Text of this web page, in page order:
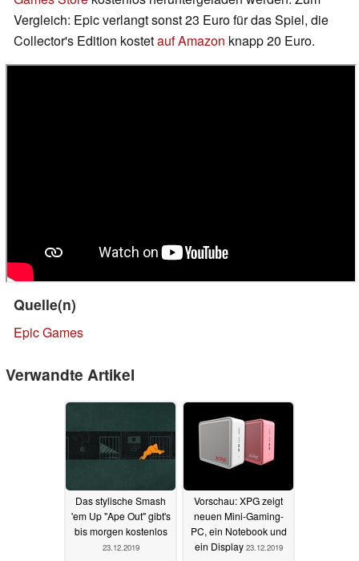
Vergleich: Epic verlangt sonst 23 Euro für das Spiel, die
Collector's Edition kostetauf Amazon knapp 20 Euro.
Quelle(n)
Epic Games
Verwandte Artikel
Das stylische Smash
'em Up "Ape Out" gibt's
bis morgen kostenlos
23.12.2019
Vorschau: XPG zeigt
neuen Mini-Gaming-
PC, ein Notebook und
ein Display 23.12.2019